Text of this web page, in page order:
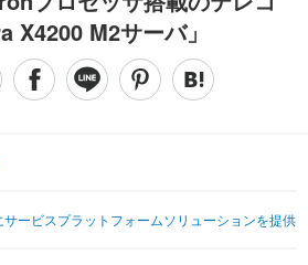
スマートフォン
その他
映画・ドラマ
ブログ
X4200 M2サーバ」
ービスプラットフォームソリューションを提供